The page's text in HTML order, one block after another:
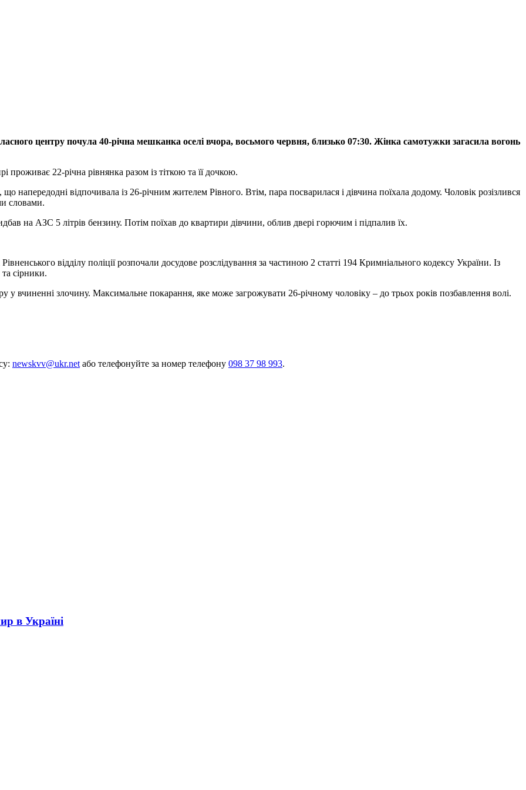
центру почула 40-річна мешканка оселі вчора, восьмого червня, близько 07:30. Жінка самотужки загасила вогонь
проживає 22-річна рівнянка разом із тіткою та її дочкою.
напередодні відпочивала із 26-річним жителем Рівного. Втім, пара посварилася і дівчина поїхала додому. Чоловік розізлився
словами.
на АЗС 5 літрів бензину. Потім поїхав до квартири дівчини, облив двері горючим і підпалив їх.
відділу поліції розпочали досудове розслідування за частиною 2 статті 194 Кримніального кодексу України. Із
сірники.
вчиненні злочину. Максимальне покарання, яке може загрожувати 26-річному чоловіку – до трьох років позбавлення волі.
newskvv@ukr.netабо телефонуйте за номер телефону 098 37 98 993.
в Україні